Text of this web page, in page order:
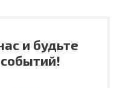
и будьте
событий!